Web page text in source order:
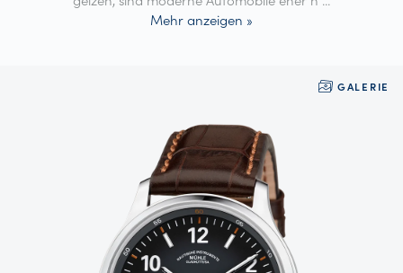
Mehr anzeigen »
GALERIE